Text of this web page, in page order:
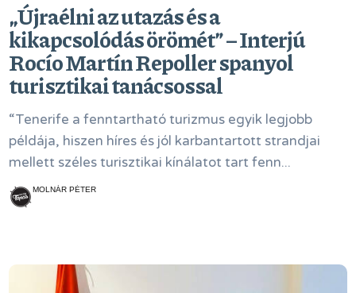
„Újraélni az utazás és a
kikapcsolódás örömét” – Interjú
Rocío Martín Repoller spanyol
turisztikai tanácsossal
“Tenerife a fenntartható turizmus egyik legjobb
példája, hiszen híres és jól karbantartott strandjai
mellett széles turisztikai kínálatot tart fenn...
MOLNÁR PÉTER